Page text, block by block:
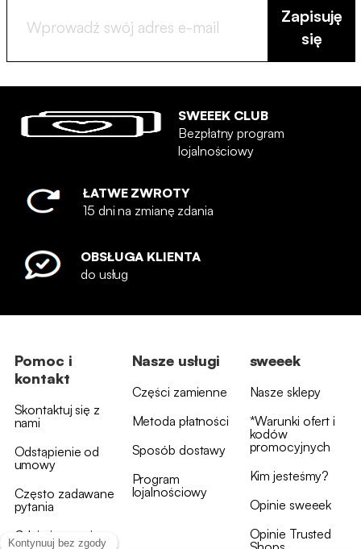
Zapisuję
się
SWEEEK CLUB
Bezpłatny program
lojalnościowy
ŁATWE ZWROTY
15 dni na zmianę zdania
OBSŁUGA KLIENTA
do usług
Pomoc i
kontakt
Skontaktuj się z
nami
Odstąpienie od
umowy
Często zadawane
pytania
Gdzie jest moja
Nasze usługi
Części zamienne
Metoda płatności
Sposób dostawy
Program
lojalnościowy
sweeek
Nasze sklepy
*Warunki ofert i
kodów
promocyjnych
Kim jesteśmy?
Opinie sweeek
Opinie Trusted